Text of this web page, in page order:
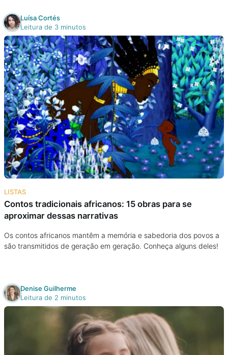
Luísa Cortés
Leitura de 3 minutos
LISTAS
Contos tradicionais africanos: 15 obras para se
aproximar dessas narrativas
Os contos africanos mantêm a memória e sabedoria dos povos a
são transmitidos de geração em geração. Conheça alguns deles!
Denise Guilherme
Leitura de 2 minutos